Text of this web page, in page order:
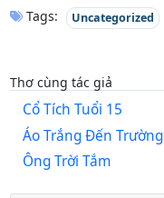
Tags:
Uncategorized
Thơ cùng tác giả
Cổ Tích Tuổi 15
Áo Trắng Đến Trường
Ông Trời Tắm